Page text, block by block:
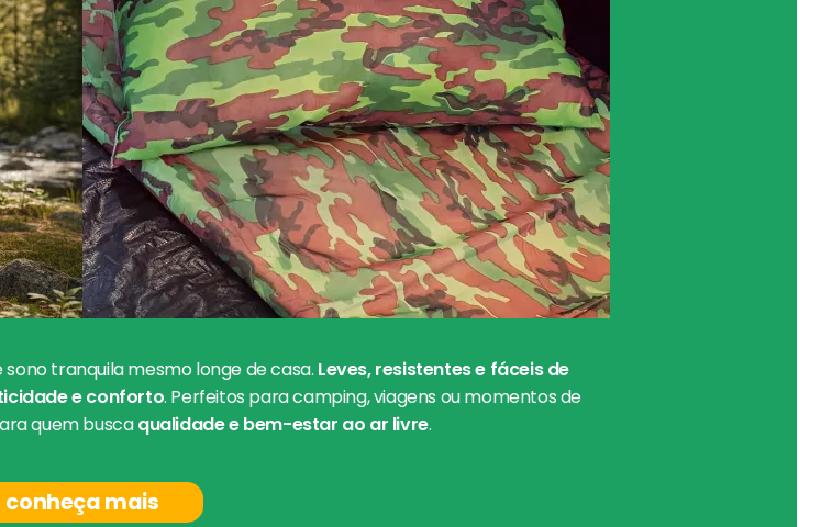
tranquila mesmo longe de casa. Leves, resistentes e fáceis de
e conforto. Perfeitos para camping, viagens ou momentos de
quem buscaqualidade e bem-estar ao ar livre.
conheça mais